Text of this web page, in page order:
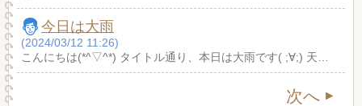
今日は大雨
(2024/03/12 11:26)
こんにちは(*^▽^*) タイトル通り、本日は大雨です( ;∀;) 天…
次へ